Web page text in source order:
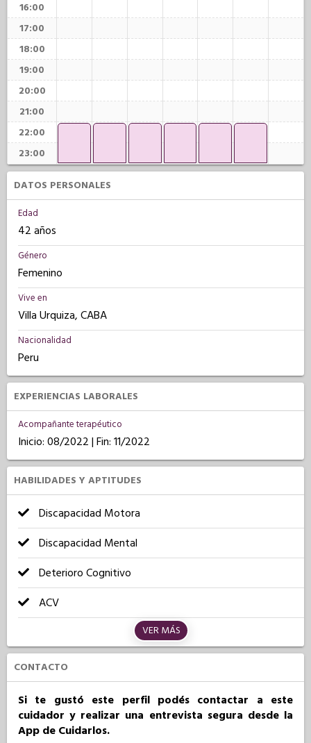
16:00
17:00
18:00
19:00
20:00
21:00
22:00
23:00
DATOS PERSONALES
Edad
42 años
Género
Femenino
Vive en
Villa Urquiza, CABA
Nacionalidad
Peru
EXPERIENCIAS LABORALES
Acompañante terapéutico
Inicio: 08/2022 | Fin: 11/2022
HABILIDADES Y APTITUDES
Discapacidad Motora
Discapacidad Mental
Deterioro Cognitivo
ACV
VER MÁS
CONTACTO
Si te gustó este perfil podés contactar a este
cuidador y realizar una entrevista segura desde la
App de Cuidarlos.